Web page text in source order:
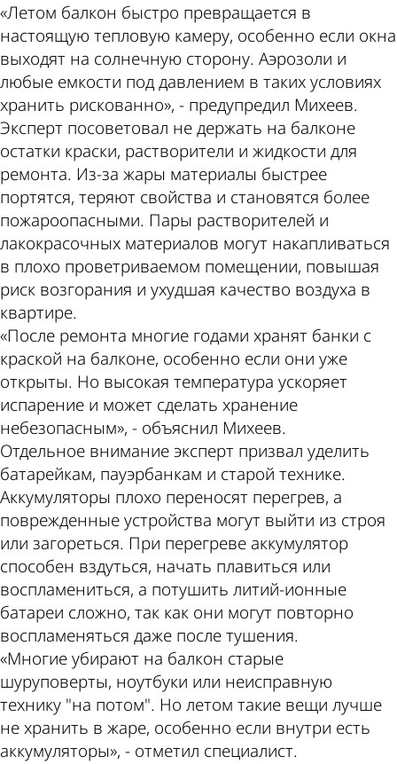
«Летом балкон быстро превращается в
настоящую тепловую камеру, особенно если окна
выходят на солнечную сторону. Аэрозоли и
любые емкости под давлением в таких условиях
хранить рискованно», - предупредил Михеев.
Эксперт посоветовал не держать на балконе
остатки краски, растворители и жидкости для
ремонта. Из-за жары материалы быстрее
портятся, теряют свойства и становятся более
пожароопасными. Пары растворителей и
лакокрасочных материалов могут накапливаться
в плохо проветриваемом помещении, повышая
риск возгорания и ухудшая качество воздуха в
квартире.
«После ремонта многие годами хранят банки с
краской на балконе, особенно если они уже
открыты. Но высокая температура ускоряет
испарение и может сделать хранение
небезопасным», - объяснил Михеев.
Отдельное внимание эксперт призвал уделить
батарейкам, пауэрбанкам и старой технике.
Аккумуляторы плохо переносят перегрев, а
поврежденные устройства могут выйти из строя
или загореться. При перегреве аккумулятор
способен вздуться, начать плавиться или
воспламениться, а потушить литий-ионные
батареи сложно, так как они могут повторно
воспламеняться даже после тушения.
«Многие убирают на балкон старые
шуруповерты, ноутбуки или неисправную
технику "на потом". Но летом такие вещи лучше
не хранить в жаре, особенно если внутри есть
аккумуляторы», - отметил специалист.